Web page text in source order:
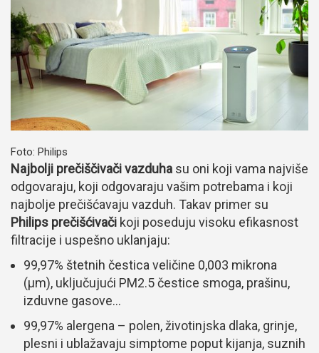
Foto: Philips
Najbolji prečiščivači vazduha su oni koji vama najviše
odgovaraju, koji odgovaraju vašim potrebama i koji
najbolje prečišćavaju vazduh. Takav primer su
Philips prečišćivači koji poseduju visoku efikasnost
filtracije i uspešno uklanjaju:
99,97% štetnih čestica veličine 0,003 mikrona
(μm), uključujući PM2.5 čestice smoga, prašinu,
izduvne gasove…
99,97% alergena – polen, životinjska dlaka, grinje,
plesni i ublažavaju simptome poput kijanja, suznih